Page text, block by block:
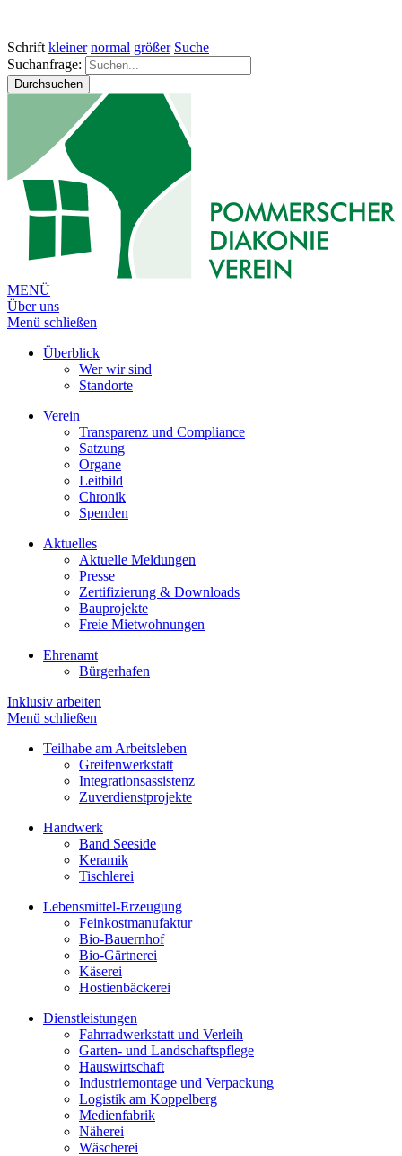
Schrift kleiner normal größer Suche
Suchanfrage:
Durchsuchen
MENÜ
Über uns
Menü schließen
Überblick
Wer wir sind
Standorte
Verein
Transparenz und Compliance
Satzung
Organe
Leitbild
Chronik
Spenden
Aktuelles
Aktuelle Meldungen
Presse
Zertifizierung & Downloads
Bauprojekte
Freie Mietwohnungen
Ehrenamt
Bürgerhafen
Inklusiv arbeiten
Menü schließen
Teilhabe am Arbeitsleben
Greifenwerkstatt
Integrationsassistenz
Zuverdienstprojekte
Handwerk
Band Seeside
Keramik
Tischlerei
Lebensmittel-Erzeugung
Feinkostmanufaktur
Bio-Bauernhof
Bio-Gärtnerei
Käserei
Hostienbäckerei
Dienstleistungen
Fahrradwerkstatt und Verleih
Garten- und Landschaftspflege
Hauswirtschaft
Industriemontage und Verpackung
Logistik am Koppelberg
Medienfabrik
Näherei
Wäscherei